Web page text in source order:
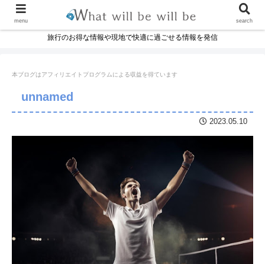
旅行のお得な情報や現地で快適に過ごせる情報を発信
本ブログはアフィリエイトプログラムによる収益を得ています
unnamed
2023.05.10
menu search